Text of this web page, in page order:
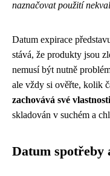
naznačovat použití
Datum expirace
stává, že produkty jsou
nemusí být nutně
ale vždy si ověřte, kolik
zachovává své
skladován v suchém a
Datum spotřeby